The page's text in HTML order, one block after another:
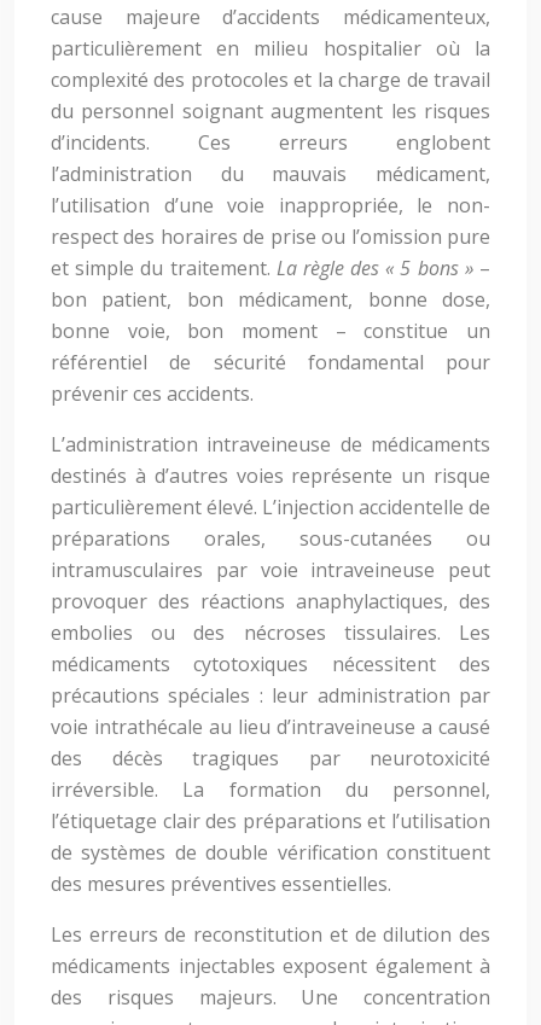
cause majeure d’accidents médicamenteux,
particulièrement en milieu hospitalier où la
complexité des protocoles et la charge de travail
du personnel soignant augmentent les risques
d’incidents. Ces erreurs englobent
l’administration du mauvais médicament,
l’utilisation d’une voie inappropriée, le non-
respect des horaires de prise ou l’omission pure
et simple du traitement. La règle des « 5 bons »–
bon patient, bon médicament, bonne dose,
bonne voie, bon moment – constitue un
référentiel de sécurité fondamental pour
prévenir ces accidents.
L’administration intraveineuse de médicaments
destinés à d’autres voies représente un risque
particulièrement élevé. L’injection accidentelle de
préparations orales, sous-cutanées ou
intramusculaires par voie intraveineuse peut
provoquer des réactions anaphylactiques, des
embolies ou des nécroses tissulaires. Les
médicaments cytotoxiques nécessitent des
précautions spéciales : leur administration par
voie intrathécale au lieu d’intraveineuse a causé
des décès tragiques par neurotoxicité
irréversible. La formation du personnel,
l’étiquetage clair des préparations et l’utilisation
de systèmes de double vérification constituent
des mesures préventives essentielles.
Les erreurs de reconstitution et de dilution des
médicaments injectables exposent également à
des risques majeurs. Une concentration